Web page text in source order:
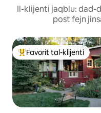
Il-klijenti jaqblu: dad-
post fejn
Wieħed mill-aqwa
Favorit tal-klijenti